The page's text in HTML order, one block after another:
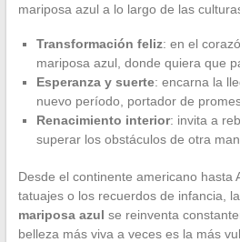
mariposa azul a lo largo de las
Transformación feliz: en el
mariposa azul, donde quiera que
Esperanza y suerte: encarna la
nuevo período, portador de
Renacimiento interior: invita a
superar los obstáculos de otra
Desde el continente americano hasta
tatuajes o los recuerdos de infancia, la
mariposa azul se reinventa
belleza más viva a veces es la más